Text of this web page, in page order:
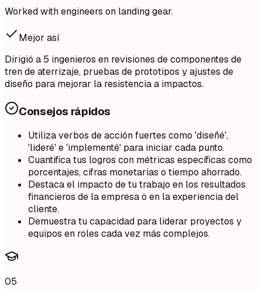
Worked with engineers on landing gear.
Mejor así
Dirigió a 5 ingenieros en revisiones de componentes de
tren de aterrizaje, pruebas de prototipos y ajustes de
diseño para mejorar la resistencia a impactos.
Consejos rápidos
Utiliza verbos de acción fuertes como 'diseñé',
'lideré' e 'implementé' para iniciar cada punto.
Cuantifica tus logros con métricas específicas como
porcentajes, cifras monetarias o tiempo ahorrado.
Destaca el impacto de tu trabajo en los resultados
financieros de la empresa o en la experiencia del
cliente.
Demuestra tu capacidad para liderar proyectos y
equipos en roles cada vez más complejos.
05